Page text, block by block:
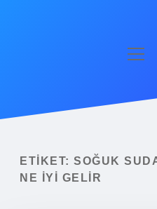
Yasal Uyarı
ETIKET: SOĞUK
NE IYI GELIR